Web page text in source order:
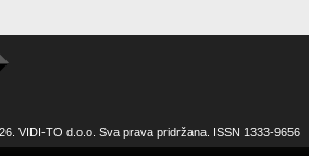
VIDI-TO d.o.o. Sva prava pridržana. ISSN 1333-9656